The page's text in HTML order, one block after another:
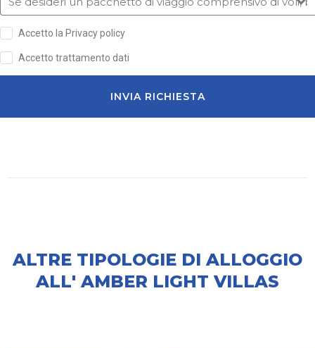
Accetto la Privacy policy
Accetto trattamento dati
INVIA RICHIESTA
ALTRE TIPOLOGIE DI ALLOGGIO
ALL' AMBER LIGHT VILLAS